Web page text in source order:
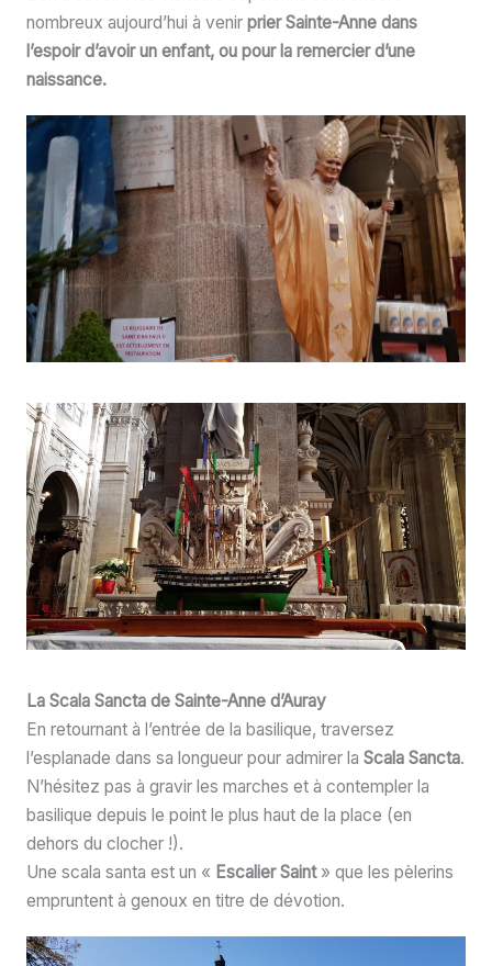
nombreux aujourd’hui à venir prier Sainte-Anne dans
l’espoir d’avoir un enfant, ou pour la remercier d’une
naissance.
La Scala Sancta de Sainte-Anne d’Auray
En retournant à l’entrée de la basilique, traversez
l’esplanade dans sa longueur pour admirer la Scala Sancta.
N’hésitez pas à gravir les marches et à contempler la
basilique depuis le point le plus haut de la place (en
dehors du clocher !).
Une scala santa est un « Escalier Saint » que les pèlerins
empruntent à genoux en titre de dévotion.